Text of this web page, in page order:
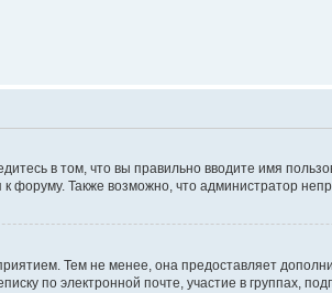
в том, что вы правильно вводите имя
форуму. Также возможно, что администратор
Тем не менее, она предоставляет
по электронной почте, участие в группах,